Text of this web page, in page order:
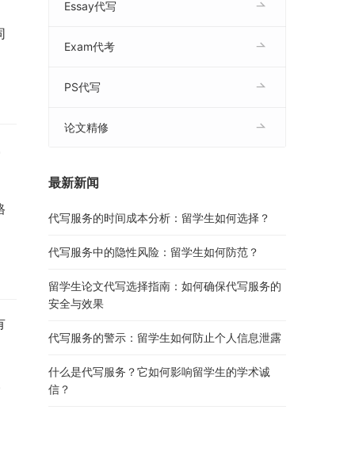
Essay代写
Exam代考
PS代写
论文精修
最新新闻
代写服务的时间成本分析：留学生如何选择？
代写服务中的隐性风险：留学生如何防范？
留学生论文代写选择指南：如何确保代写服务的
安全与效果
代写服务的警示：留学生如何防止个人信息泄露
什么是代写服务？它如何影响留学生的学术诚
信？